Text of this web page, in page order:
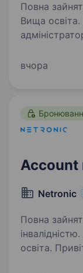
Повна
Вища освіта. Ми шукаємо системного
стабільну
вчора
Account
Netronic
Повна
освіта. Привіт! Ми — NETRONIC, міжнародна